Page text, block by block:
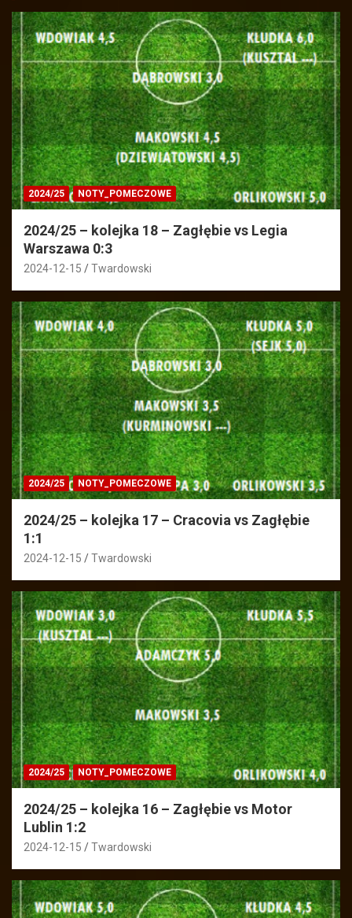
2024/25 NOTY_POMECZOWE
2024/25 – kolejka 18 – Zagłębie vs Legia
Warszawa 0:3
2024-12-15 Twardowski
2024/25 NOTY_POMECZOWE
2024/25 – kolejka 17 – Cracovia vs Zagłębie
1:1
2024-12-15 Twardowski
2024/25 NOTY_POMECZOWE
2024/25 – kolejka 16 – Zagłębie vs Motor
Lublin 1:2
2024-12-15 Twardowski